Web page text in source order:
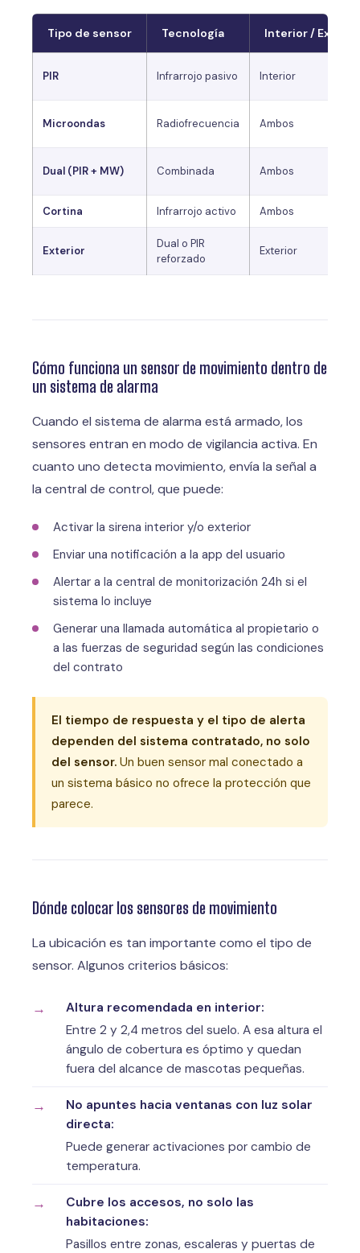
Tipo de sensor Tecnología Interior /
PIR Infrarrojo pasivo Interior
Microondas Radiofrecuencia Ambos
Dual (PIR + MW) Combinada Ambos
Cortina Infrarrojo activo Ambos
Exterior
Dual o PIR
reforzado
Exterior
Cómo funciona un sensor de movimiento dentro de
un sistema de alarma
Cuando el sistema de alarma está armado, los
sensores entran en modo de vigilancia activa. En
cuanto uno detecta movimiento, envía la señal a
la central de control, que puede:
Activar la sirena interior y/o exterior
Enviar una notificación a la app del usuario
Alertar a la central de monitorización 24h si el
sistema lo incluye
Generar una llamada automática al propietario o
a las fuerzas de seguridad según las condiciones
del contrato
El tiempo de respuesta y el tipo de alerta
dependen del sistema contratado, no solo
del sensor. Un buen sensor mal conectado a
un sistema básico no ofrece la protección que
parece.
Dónde colocar los sensores de movimiento
La ubicación es tan importante como el tipo de
sensor. Algunos criterios básicos:
Altura recomendada en interior:
Entre 2 y 2,4 metros del suelo. A esa altura el
ángulo de cobertura es óptimo y quedan
fuera del alcance de mascotas pequeñas.
No apuntes hacia ventanas con luz solar
directa:
Puede generar activaciones por cambio de
temperatura.
Cubre los accesos, no solo las
habitaciones:
Pasillos entre zonas, escaleras y puertas de